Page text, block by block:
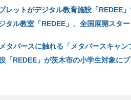
レットがデジタル教育施設「REDEE
タル教室「REDEE」、全国展開スタ
タバースに触れる「メタバースキャン
「REDEE」が茨木市の小学生対象に